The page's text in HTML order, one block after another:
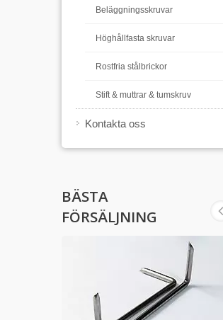
Beläggningsskruvar
Höghållfasta skruvar
Rostfria stålbrickor
Stift & muttrar & tumskruv
Kontakta oss
BÄSTA
FÖRSÄLJNING